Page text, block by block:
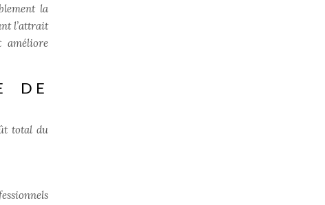
la
l’attrait
améliore
DE
total du